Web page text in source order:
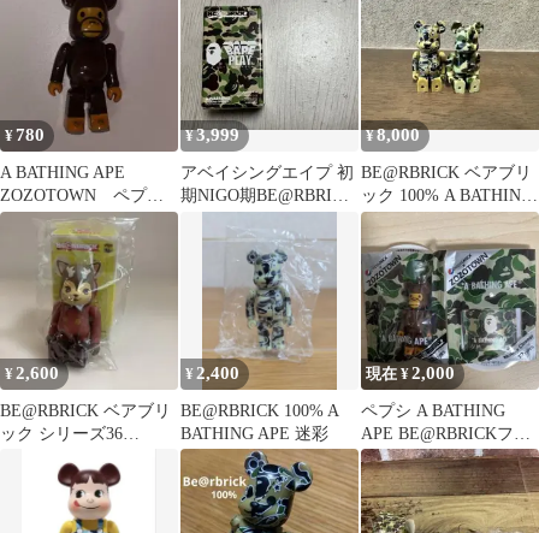
¥780
A BATHING APE
ZOZOTOWN ペプ
シ エイプ ベアブ
¥3,999
アベイシングエイプ 初
期NIGO期BE@RBRICK
¥8,000
BE@RBRICK ベアブリ
ック 100% A BATHING
APE 2セット
¥2,600
BE@RBRICK ベアブリ
ック シリーズ36
¥ 2,400
BE@RBRICK 100% A
BATHING APE 迷彩
現在 ¥2,000
ペプシ A BATHING
APE BE@RBRICKフィ
ギュア ゾゾタウン2種